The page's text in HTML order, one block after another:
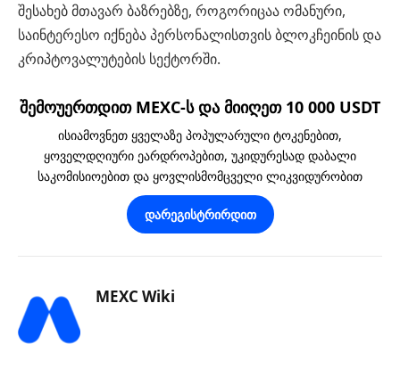
შესახებ მთავარ ბაზრებზე, როგორიცაა ომანური,
საინტერესო იქნება პერსონალისთვის ბლოკჩეინის და
კრიპტოვალუტების სექტორში.
შემოუერთდით MEXC-ს და მიიღეთ 10 000 USDT
ისიამოვნეთ ყველაზე პოპულარული ტოკენებით,
ყოველდღიური ეარდროპებით, უკიდურესად დაბალი
საკომისიოებით და ყოვლისმომცველი ლიკვიდურობით
დარეგისტრირდით
MEXC Wiki